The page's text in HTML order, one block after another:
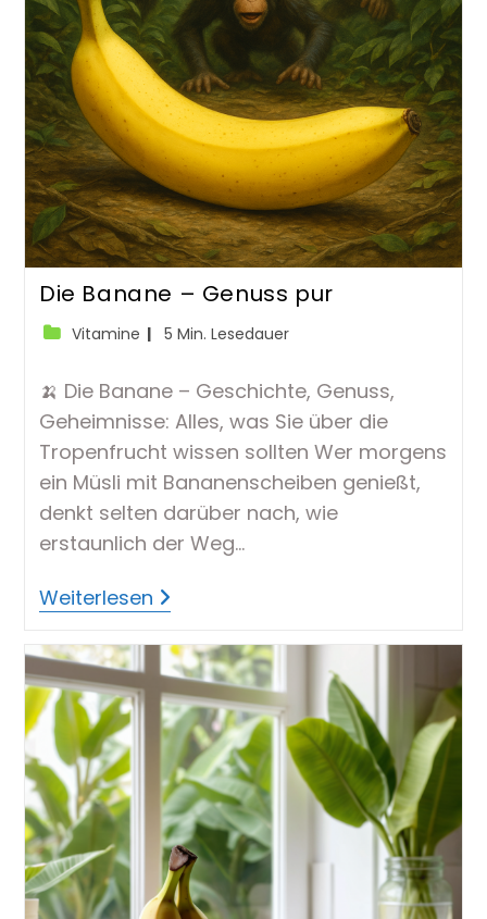
Die Banane – Genuss pur
Beitrags-
Vitamine Lesedauer:
5 Min. Lesedauer
🍌 Die Banane – Geschichte, Genuss,
Geheimnisse: Alles, was Sie über die
Tropenfrucht wissen sollten Wer morgens
ein Müsli mit Bananenscheiben genießt,
denkt selten darüber nach, wie
erstaunlich der Weg…
WeiterlesenDie
Banane
Genuss
Pur